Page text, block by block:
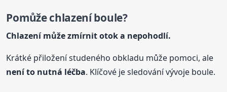
Pomůže chlazení boule?
Chlazení může zmírnit otok a nepohodlí.
Krátké přiložení studeného obkladu může pomoci, ale
není to nutná léčba. Klíčové je sledování vývoje boule.